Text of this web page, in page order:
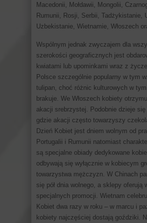
Macedonii, Mołdawii, Mongolii,
Rumunii, Rosji, Serbii, Tadżykistanie,
Uzbekistanie, Wietnamie, Włoszech
Wspólnym jednak zwyczajem dla
szerokości geograficznych jest
kwiatami lub upominkami wraz z
Polsce szczególnie popularny w tym
tulipan, choć różnic kulturowych w
brakuje. We Włoszech kobiety
akacji srebrzystej. Podobnie dzieje się
gdzie akacji często towarzyszy
Dzień Kobiet jest dniem wolnym od
Portugalii i Rumunii natomiast
są specjalne obiady dedykowane
odbywają się wyłącznie w kobiecym
towarzystwa mężczyzn. W Chinach
się pół dnia wolnego, a sklepy oferują
specjalnych promocji. Wietnam
Kobiet dwa razy w roku – w marcu i
kobiety najczęściej dostają goździki.